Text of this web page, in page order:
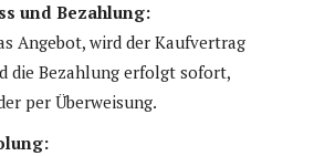
und Bezahlung:
Angebot, wird der Kaufvertrag
die Bezahlung erfolgt sofort,
per Überweisung.